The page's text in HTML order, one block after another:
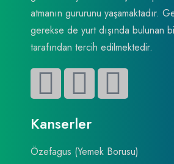
atmanın gururunu yaşamaktadır.
gerekse de yurt dışında bulunan
tarafından tercih edilmektedir.
Kanserler
Özefagus (Yemek Borusu)